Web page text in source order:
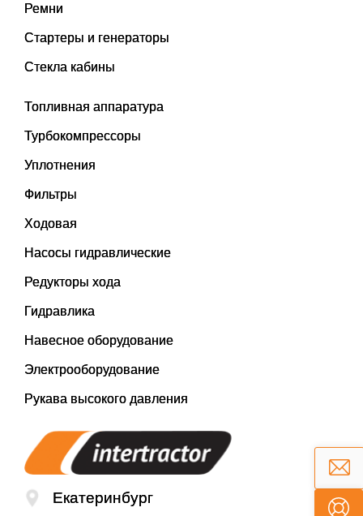
Ремни
Стартеры и генераторы
Стекла кабины
Топливная аппаратура
Турбокомпрессоры
Уплотнения
Фильтры
Ходовая
Насосы гидравлические
Редукторы хода
Гидравлика
Навесное оборудование
Электрооборудование
Рукава высокого давления
Екатеринбург